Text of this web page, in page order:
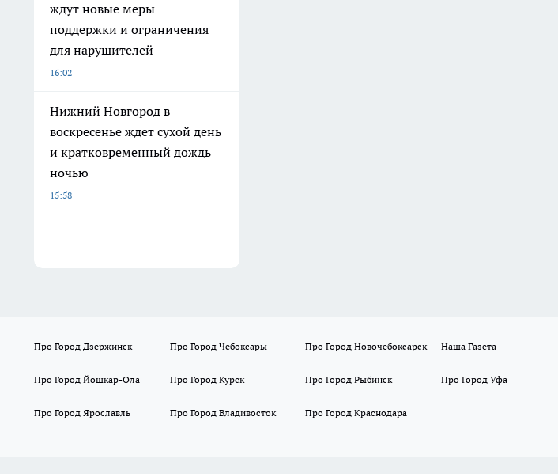
ждут новые меры
поддержки и ограничения
для нарушителей
16:02
Нижний Новгород в
воскресенье ждет сухой день
и кратковременный дождь
ночью
15:58
Про Город Дзержинск Про Город Чебоксары Про Город Новочебоксарск Наша Газета
Про Город Йошкар-Ола Про Город Курск Про Город Рыбинск Про Город Уфа
Про Город Ярославль Про Город Владивосток Про Город Краснодара